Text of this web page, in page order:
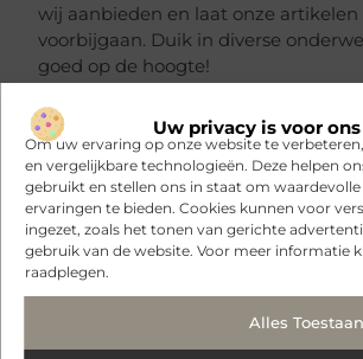
Uw privacy is voor
Om uw ervaring op onze website te
en vergelijkbare technologieën. Deze helpen
gebruikt en stellen ons in staat om
ervaringen te bieden. Cookies kunnen voor
ingezet, zoals het tonen van gerichte
gebruik van de website. Voor meer informatie
raadplegen.
Alles Toestaan
wij aanbieden en laat onze artikelen
voorbijgaan. Duik in diverse
goed op de hoogte!